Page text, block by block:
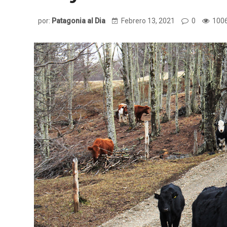
por: Patagonia al Dia Febrero 13, 2021 0